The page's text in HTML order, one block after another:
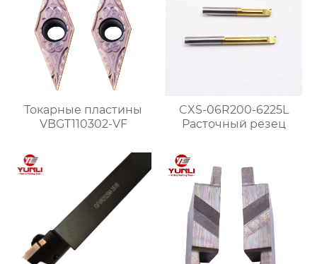
Токарные пластины
VBGT110302-VF
CXS-06R200-6225L
Расточный резец